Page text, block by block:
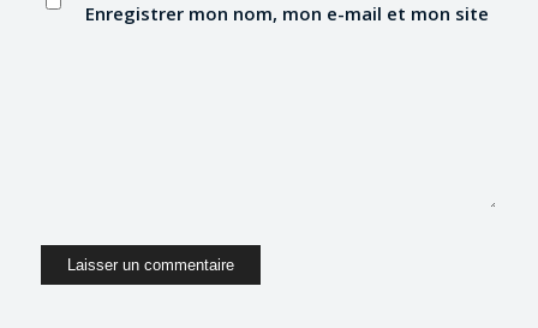
Enregistrer mon nom, mon e-mail et mon site